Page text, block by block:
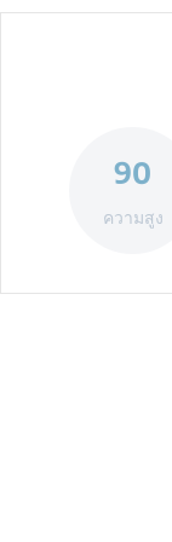
90
ความสูง